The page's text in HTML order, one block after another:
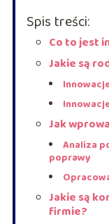
Spis treści:
Co to jest
Jakie są
Jak
Analiza
poprawy
Jakie są
firmie?